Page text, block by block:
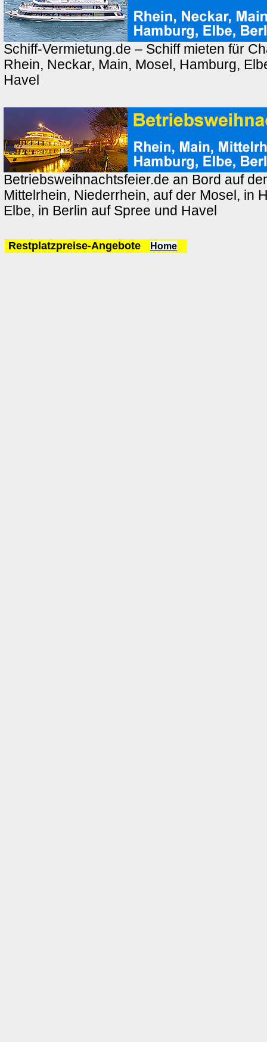
Schiff-Vermietung.de – Schiff mieten für
Rhein, Neckar, Main, Mosel, Hamburg,
Havel
Betriebsweihnachtsfeier.de an Bord auf
Mittelrhein, Niederrhein, auf der Mosel, in
Elbe, in Berlin auf Spree und Havel
Restplatzpreise-Angebote Home